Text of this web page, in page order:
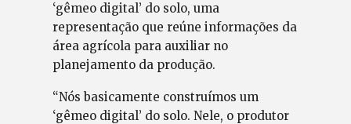
‘gêmeo digital’ do solo, uma
representação que reúne informações da
área agrícola para auxiliar no
planejamento da produção.
“Nós basicamente construímos um
‘gêmeo digital’ do solo. Nele, o produtor